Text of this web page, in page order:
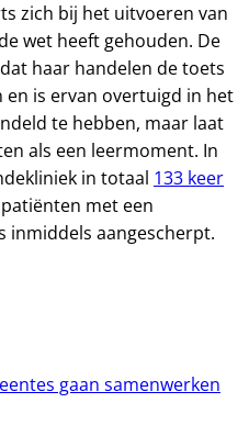
zich bij het uitvoeren van
wet heeft gehouden. De
haar handelen de toets
is ervan overtuigd in het
te hebben, maar laat
als een leermoment. In
in totaal 133 keer
met een
inmiddels aangescherpt.
gaan samenwerken